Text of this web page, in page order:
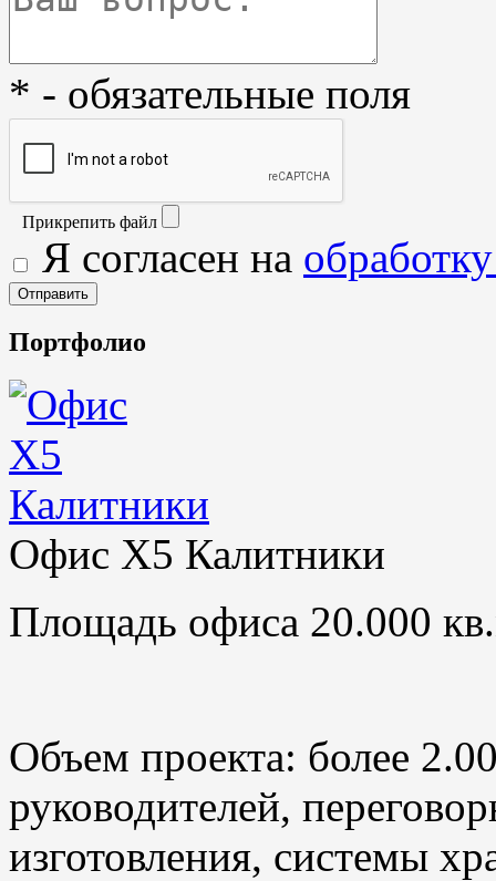
* - обязательные поля
Прикрепить файл
Я согласен на
Портфолио
Офис X5 Калитники
Площадь офиса 20.000
Объем проекта: более
руководителей,
изготовления, системы